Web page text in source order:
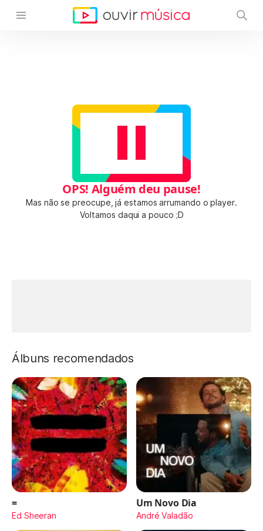
OPS! Alguém deu pause!
Mas não se preocupe, já estamos arrumando o player.
Voltamos daqui a pouco ;D
Álbuns recomendados
=
Ed Sheeran
Um Novo Dia
André Valadão